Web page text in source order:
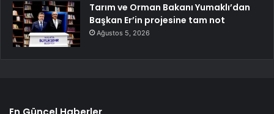
Tarım ve Orman Bakanı Yumaklı’dan
Başkan Er’in projesine tam not
Ağustos 5, 2026